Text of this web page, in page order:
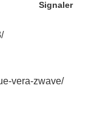
Signaler
vera-zwave/